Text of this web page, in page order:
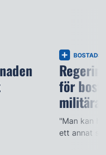
för
militära
"Man kan
ett annat